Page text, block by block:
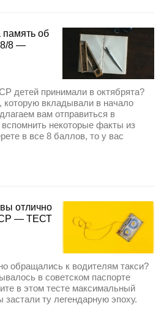
память об
8/8 —
детей принимали в октябрята?
которую вкладывали в начало
вам отправиться в
некоторые факты из
в все 8 баллов, то у вас
отлично
— ТЕСТ
обращались к водителям такси?
в советском паспорте
в этом тесте максимальный
ту легендарную эпоху.